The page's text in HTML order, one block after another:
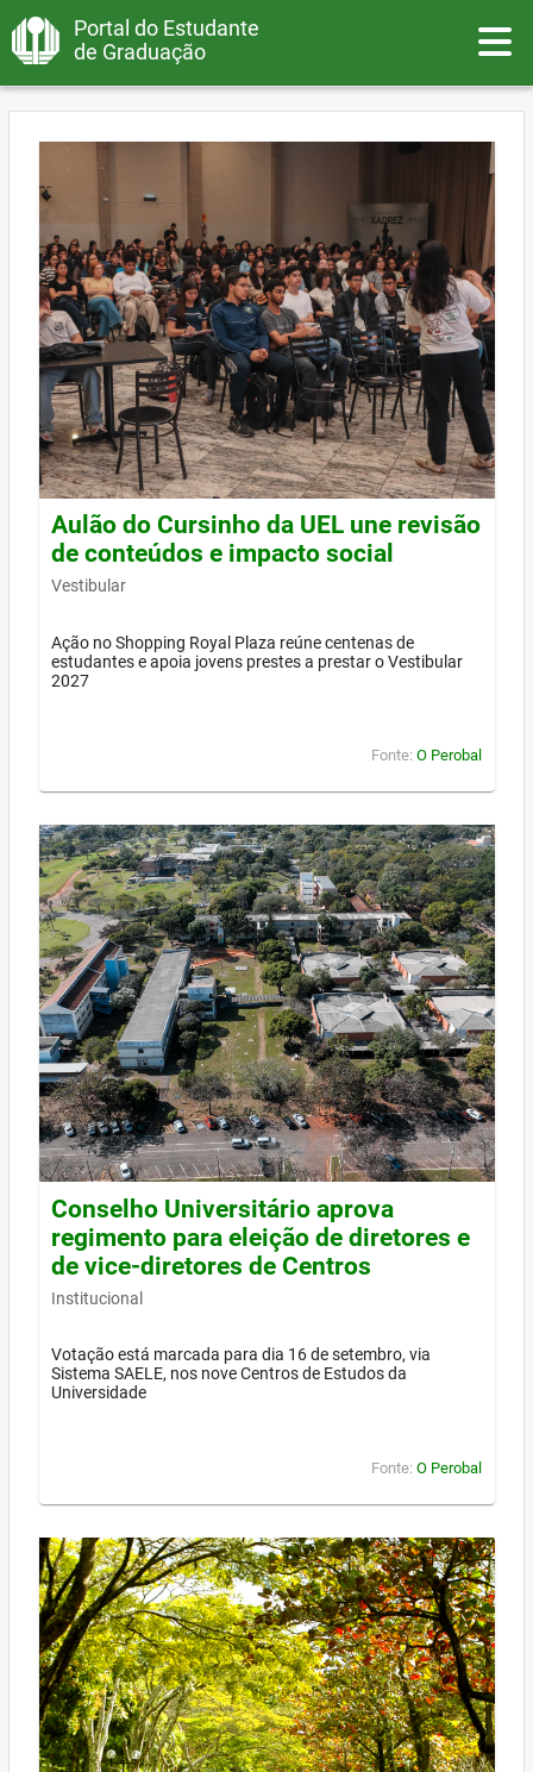
Portal do Estudante
de Graduação
Aulão do Cursinho da UEL une revisão
de conteúdos e impacto social
Vestibular
Ação no Shopping Royal Plaza reúne centenas de
estudantes e apoia jovens prestes a prestar o Vestibular
2027
Fonte: O Perobal
Conselho Universitário aprova
regimento para eleição de diretores e
de vice-diretores de Centros
Institucional
Votação está marcada para dia 16 de setembro, via
Sistema SAELE, nos nove Centros de Estudos da
Universidade
Fonte: O Perobal